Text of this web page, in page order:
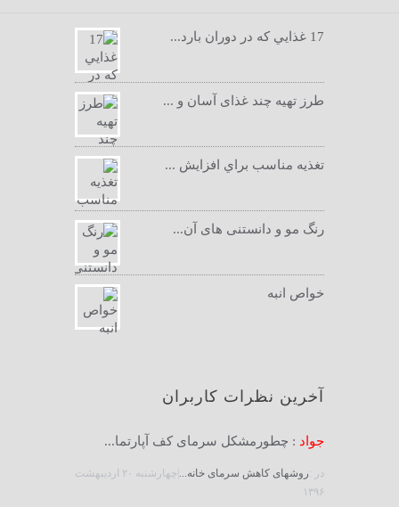
17 غذايي كه در دوران بارد...
طرز تهیه چند غذای آسان و ...
تغذيه مناسب براي افزايش ...
رنگ مو و دانستنی های آن...
خواص انبه
آخرین نظرات کاربران
جواد : چطورمشکل سرمای کف آپارتما...
در :روشهای کاهش سرمای خانه...
|چهارشنبه ۲۰ ارديبهشت
۱۳۹۶